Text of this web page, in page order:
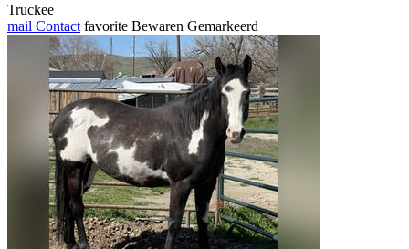
Truckee
mail Contact favorite Bewaren Gemarkeerd